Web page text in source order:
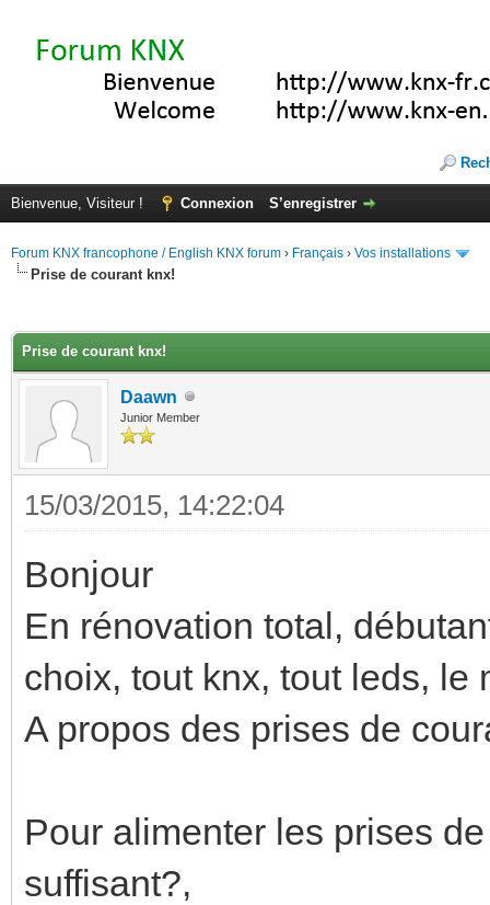
Bienvenue, Visiteur ! Connexion S’enregistrer
Forum KNX francophone / English KNX forum › Français › Vos installations
Prise de courant knx!
Prise de courant knx!
Daawn
Junior Member
15/03/2015, 14:22:04
Bonjour
En rénovation total,
choix, tout knx, tout leds, le
A propos des prises de
Pour alimenter les prises
suffisant?,